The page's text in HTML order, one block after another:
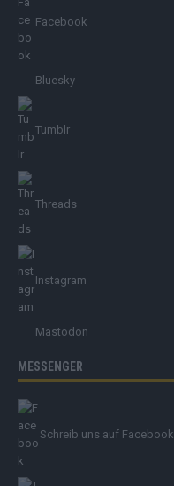
Facebook
Bluesky
Tumblr
Threads
Instagram
Mastodon
MESSENGER
Schreib uns auf Facebook